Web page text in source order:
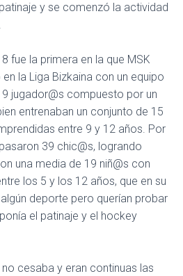
y se comenzó la actividad
fue la primera en la que MSK
la Liga Bizkaina con un equipo
jugador@s compuesto por un
entrenaban un conjunto de 15
entre 9 y 12 años. Por
39 chic@s, logrando
una media de 19 niñ@s con
los 5 y los 12 años, que en su
deporte pero querían probar
el patinaje y el hockey
cesaba y eran continuas las